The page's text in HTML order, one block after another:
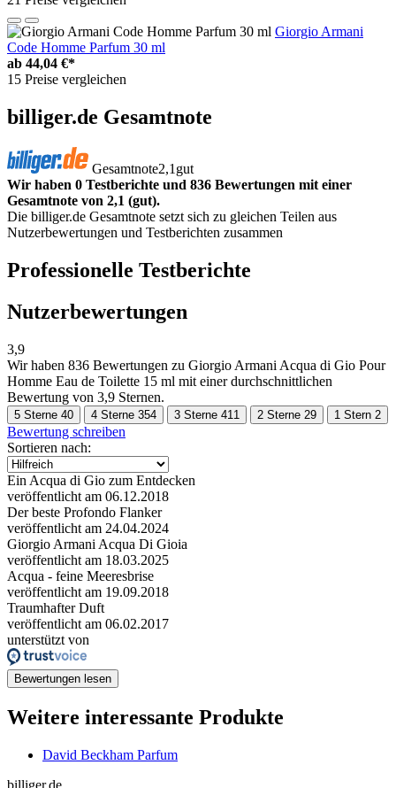
Giorgio Armani
Code Homme Parfum 30 ml
ab 44,04 €*
15 Preise vergleichen
billiger.de Gesamtnote
Gesamtnote2,1 gut
Wir haben 0 Testberichte und 836 Bewertungen mit einer
Gesamtnote von 2,1 (gut).
Die billiger.de Gesamtnote setzt sich zu gleichen Teilen aus
Nutzerbewertungen und Testberichten zusammen
Professionelle Testberichte
Nutzerbewertungen
3,9
Wir haben 836 Bewertungen zu Giorgio Armani Acqua di Gio Pour
Homme Eau de Toilette 15 ml mit einer durchschnittlichen
Bewertung von 3,9 Sternen.
5 Sterne 40 4 Sterne 354 3 Sterne 411 2 Sterne 29 1 Stern 2
Bewertung schreiben
Sortieren nach:
Ein Acqua di Gio zum Entdecken
veröffentlicht am 06.12.2018
Der beste Profondo Flanker
veröffentlicht am 24.04.2024
Giorgio Armani Acqua Di Gioia
veröffentlicht am 18.03.2025
Acqua - feine Meeresbrise
veröffentlicht am 19.09.2018
Traumhafter Duft
veröffentlicht am 06.02.2017
unterstützt von
Bewertungen lesen
Weitere interessante Produkte
David Beckham Parfum
billiger.de